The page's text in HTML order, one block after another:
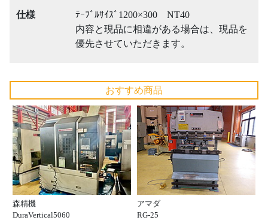
仕様
ﾃｰﾌﾞﾙｻｲｽﾞ1200×300 NT40
内容と現品に相違がある場合は、現品を
優先させていただきます。
おすすめ商品
森精機
DuraVertical5060
アマダ
RG-25